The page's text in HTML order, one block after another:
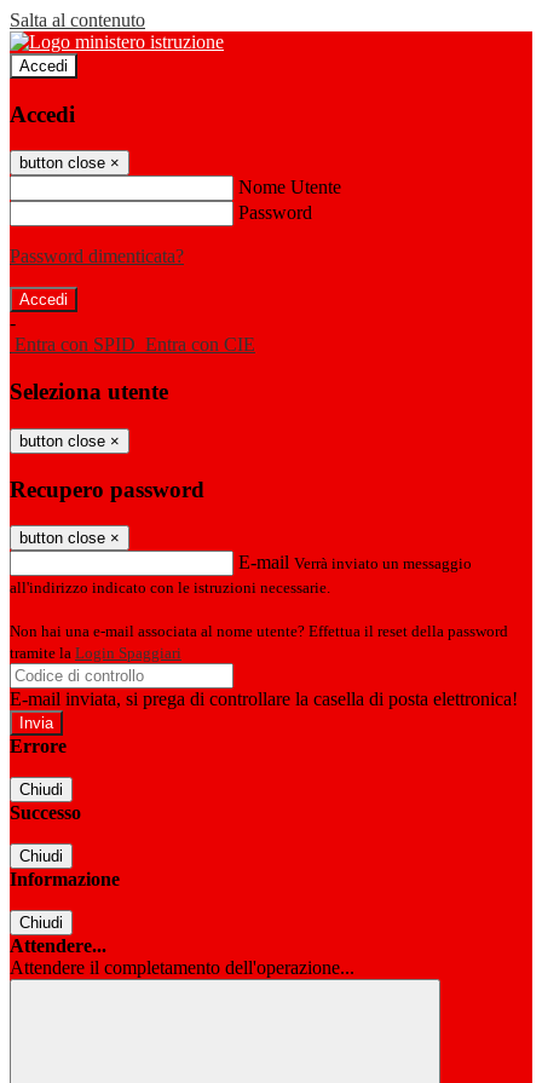
Salta al contenuto
Accedi
Accedi
button close ×
Nome Utente
Password
Password dimenticata?
-
Entra con SPID Entra con CIE
Seleziona utente
button close ×
Recupero password
button close ×
E-mail Verrà inviato un messaggio
all'indirizzo indicato con le istruzioni necessarie.
Non hai una e-mail associata al nome utente? Effettua il reset della password
tramite la Login Spaggiari
E-mail inviata, si prega di controllare la casella di posta elettronica!
Errore
Chiudi
Successo
Chiudi
Informazione
Chiudi
Attendere...
Attendere il completamento dell'operazione...